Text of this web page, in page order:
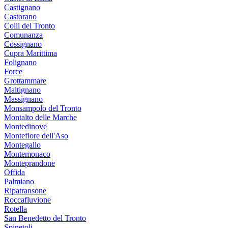
Castignano
Castorano
Colli del Tronto
Comunanza
Cossignano
Cupra Marittima
Folignano
Force
Grottammare
Maltignano
Massignano
Monsampolo del Tronto
Montalto delle Marche
Montedinove
Montefiore dell'Aso
Montegallo
Montemonaco
Monteprandone
Offida
Palmiano
Ripatransone
Roccafluvione
Rotella
San Benedetto del Tronto